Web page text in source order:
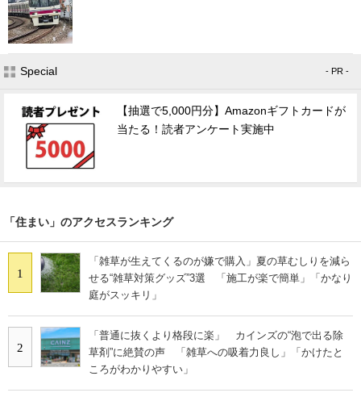
Special - PR -
【抽選で5,000円分】Amazonギフトカードが
当たる！読者アンケート実施中
「住まい」のアクセスランキング
1
「雑草が生えてくるのが嫌で購入」夏の草むしりを減ら
せる“雑草対策グッズ”3選 「施工が楽で簡単」「かなり
庭がスッキリ」
2
「普通に抜くより格段に楽」 カインズの“泡で出る除
草剤”に絶賛の声 「雑草への吸着力良し」「かけたと
ころがわかりやすい」